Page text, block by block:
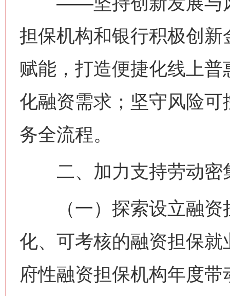
担保机构和银行积极创
赋能，打造便捷化线上
化融资需求；坚守风险
务全流程。
二、加力支持劳动密
（一）探索设立融资
化、可考核的融资担保
府性融资担保机构年度